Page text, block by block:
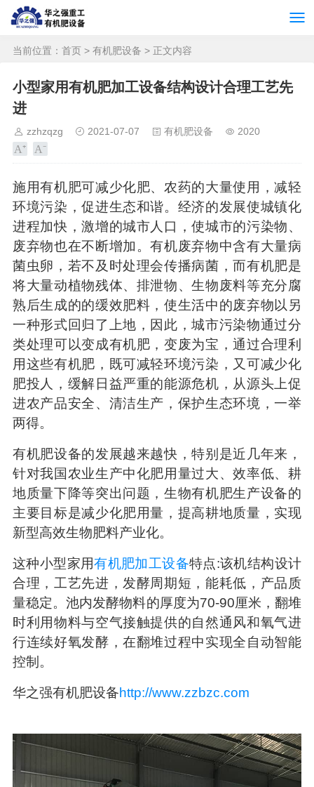
当前位置： 首页 > 有机肥设备 > 正文内容
小型家用有机肥加工设备结构设计合理工艺先
进
zzhzqzg 2021-07-07 有机肥设备 2020
施用有机肥可减少化肥、农药的大量使用，减轻
环境污染，促进生态和谐。经济的发展使城镇化
进程加快，激增的城市人口，使城市的污染物、
废弃物也在不断增加。有机废弃物中含有大量病
菌虫卵，若不及时处理会传播病菌，而有机肥是
将大量动植物残体、排泄物、生物废料等充分腐
熟后生成的的缓效肥料，使生活中的废弃物以另
一种形式回归了上地，因此，城市污染物通过分
类处理可以变成有机肥，变废为宝，通过合理利
用这些有机肥，既可减轻环境污染，又可减少化
肥投人，缓解日益严重的能源危机，从源头上促
进农产品安全、清洁生产，保护生态环境，一举
两得。
有机肥设备的发展越来越快，特别是近几年来，
针对我国农业生产中化肥用量过大、效率低、耕
地质量下降等突出问题，生物有机肥生产设备的
主要目标是减少化肥用量，提高耕地质量，实现
新型高效生物肥料产业化。
这种小型家用有机肥加工设备特点:该机结构设计
合理，工艺先进，发酵周期短，能耗低，产品质
量稳定。池内发酵物料的厚度为70-90厘米，翻堆
时利用物料与空气接触提供的自然通风和氧气进
行连续好氧发酵，在翻堆过程中实现全自动智能
控制。
华之强有机肥设备http://www.zzbzc.com